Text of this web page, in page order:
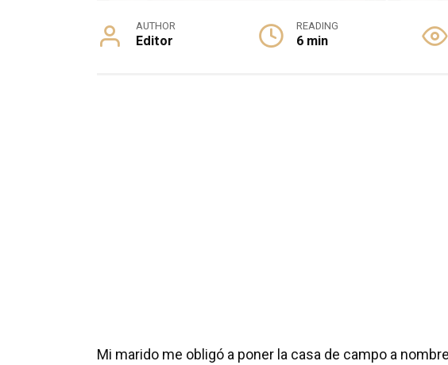
AUTHOR
Editor
READING
6 min
Mi marido me obligó a poner la casa de campo a